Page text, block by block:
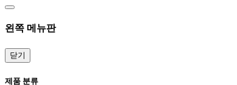
왼쪽 메뉴판
닫기
제품 분류